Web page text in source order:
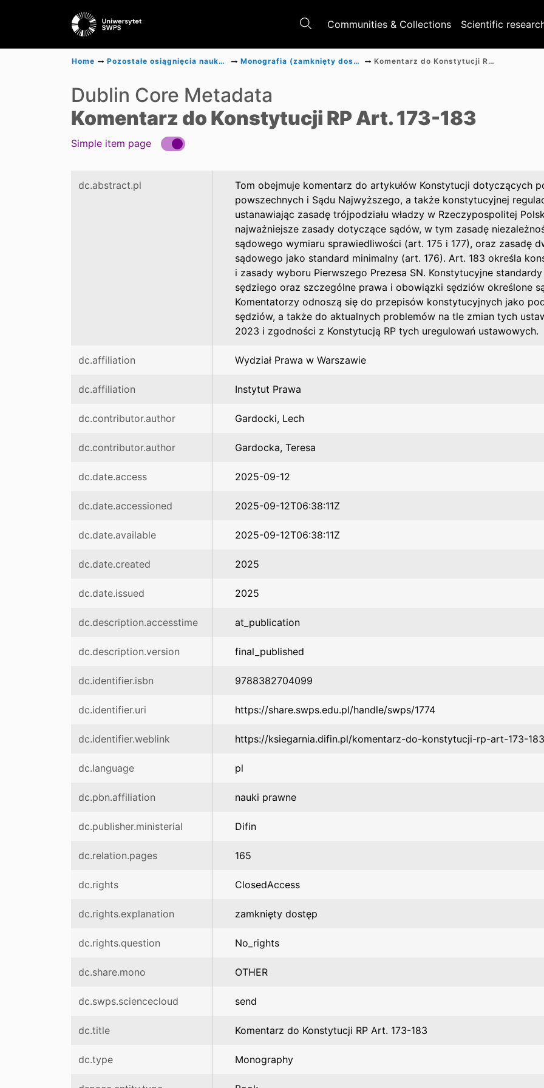
Communities & Collections Scientific
Home Pozostałe osiągnięcia naukowe Monografia (zamknięty dostęp) Komentarz do Konstytucji RP Art. 173-183
Dublin Core Metadata
Komentarz do Konstytucji RP Art. 173-183
Simple item page
dc.abstract.pl
Tom obejmuje komentarz do artykułów Konstytucji dotyczących
powszechnych i Sądu Najwyższego, a także konstytucyjnej
ustanawiając zasadę trójpodziału władzy w Rzeczypospolitej
najważniejsze zasady dotyczące sądów, w tym zasadę
sądowego wymiaru sprawiedliwości (art. 175 i 177), oraz zasadę
sądowego jako standard minimalny (art. 176). Art. 183 określa
i zasady wyboru Pierwszego Prezesa SN. Konstytucyjne
sędziego oraz szczególne prawa i obowiązki sędziów określone
Komentatorzy odnoszą się do przepisów konstytucyjnych jako
sędziów, a także do aktualnych problemów na tle zmian tych
2023 i zgodności z Konstytucją RP tych uregulowań ustawowych.
dc.affiliation Wydział Prawa w Warszawie
dc.affiliation Instytut Prawa
dc.contributor.author Gardocki, Lech
dc.contributor.author Gardocka, Teresa
dc.date.access 2025-09-12
dc.date.accessioned 2025-09-12T06:38:11Z
dc.date.available 2025-09-12T06:38:11Z
dc.date.created 2025
dc.date.issued 2025
dc.description.accesstime at_publication
dc.description.version final_published
dc.identifier.isbn 9788382704099
dc.identifier.uri https://share.swps.edu.pl/handle/swps/1774
dc.identifier.weblink https://ksiegarnia.difin.pl/komentarz-do-konstytucji-rp-art-173-183
dc.language pl
dc.pbn.affiliation nauki prawne
dc.publisher.ministerial Difin
dc.relation.pages 165
dc.rights ClosedAccess
dc.rights.explanation zamknięty dostęp
dc.rights.question No_rights
dc.share.mono OTHER
dc.swps.sciencecloud send
dc.title Komentarz do Konstytucji RP Art. 173-183
dc.type Monography